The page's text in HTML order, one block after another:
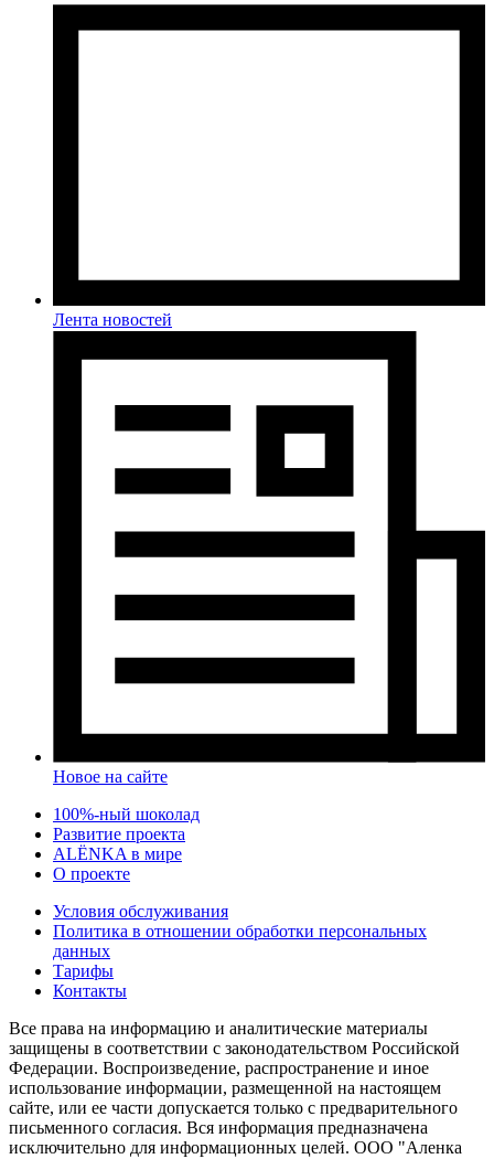
Лента новостей
Новое на сайте
100%-ный шоколад
Развитие проекта
ALЁNKA в мире
О проекте
Условия обслуживания
Политика в отношении обработки персональных
данных
Тарифы
Контакты
Все права на информацию и аналитические материалы
защищены в соответствии с законодательством Российской
Федерации. Воспроизведение, распространение и иное
использование информации, размещенной на настоящем
сайте, или ее части допускается только с предварительного
письменного согласия. Вся информация предназначена
исключительно для информационных целей. ООО "Аленка